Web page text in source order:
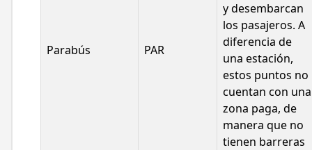
Parabús PAR
y desembarcan
los pasajeros. A
diferencia de
una estación,
estos puntos no
cuentan con una
zona paga, de
manera que no
tienen barreras